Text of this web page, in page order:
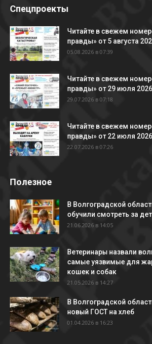
Спецпроекты
Читайте в свежем
правды» от 5 августа
05.08.2026 в 07:39
Читайте в свежем
правды» от 29 июля
29.07.2026 в 07:18
Читайте в свежем
правды» от 22 июля
22.07.2026 в 07:26
Полезное
В Волгоградской
обучили смотреть за
21.06.2026 в 14:05
Ветеринары назвали
самые уязвимые для
кошек и собак
21.05.2026 в 14:27
В Волгоградской
новый ГОСТ на хлеб
01.04.2026 в 16:23